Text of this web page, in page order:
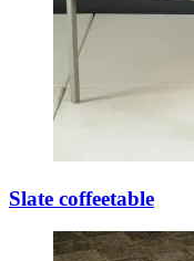
Slate coffeetable